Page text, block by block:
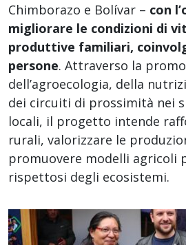
Chimborazo e Bolívar – con
migliorare le condizioni di
produttive familiari,
persone. Attraverso la
dell’agroecologia, della
dei circuiti di prossimità nei
locali, il progetto intende
rurali, valorizzare le
promuovere modelli agricoli
rispettosi degli ecosistemi.